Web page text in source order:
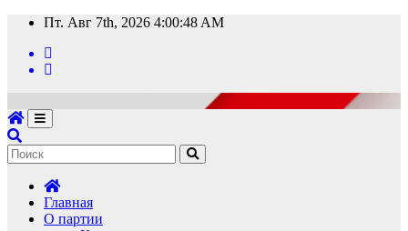
Перейти
содержимому
Пт. Авг 7th, 2026 4:00:50 AM
Главная
О партии